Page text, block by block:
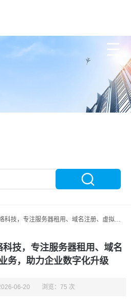
服务器租用、域名注册、虚拟主机等业务，助力企业数字化升级
技，专注服务器租用、域名
务，助力企业数字化升级
06-20 浏览：75 次